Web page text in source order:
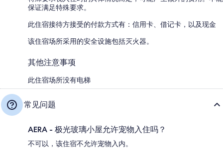
保证满足特殊要求。
此住宿接待方接受的付款方式有：信用卡、借记卡，以及现金
该住宿场所采用的安全设施包括灭火器。
其他注意事项
此住宿场所没有电梯
常见问题
AERA - 极光玻璃小屋允许宠物入住吗？
不可以，该住宿不允许宠物入内。